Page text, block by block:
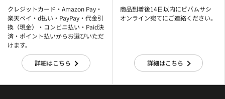
クレジットカード・Amazon Pay・
楽天ぺイ・d払い・PayPay・代金引
換（現金）・コンビニ払い・Paid決
済・ポイント払いからお選びいただ
けます。
詳細はこちら
商品到着後14日以内にビバムサシ
オンライン宛てにご連絡ください。
詳細はこちら